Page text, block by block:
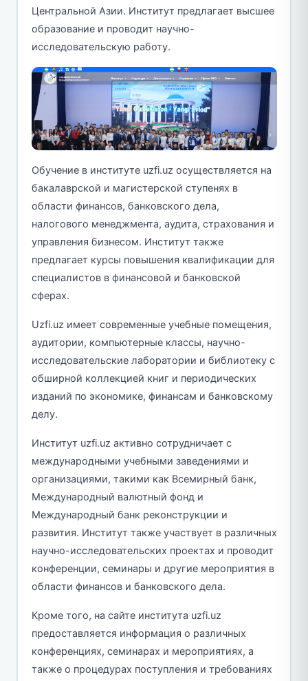
Центральной Азии. Институт предлагает высшее
образование и проводит научно-
исследовательскую работу.
Обучение в институте uzfi.uz осуществляется на
бакалаврской и магистерской ступенях в
области финансов, банковского дела,
налогового менеджмента, аудита, страхования и
управления бизнесом. Институт также
предлагает курсы повышения квалификации для
специалистов в финансовой и банковской
сферах.
Uzfi.uz имеет современные учебные помещения,
аудитории, компьютерные классы, научно-
исследовательские лаборатории и библиотеку с
обширной коллекцией книг и периодических
изданий по экономике, финансам и банковскому
делу.
Институт uzfi.uz активно сотрудничает с
международными учебными заведениями и
организациями, такими как Всемирный банк,
Международный валютный фонд и
Международный банк реконструкции и
развития. Институт также участвует в различных
научно-исследовательских проектах и проводит
конференции, семинары и другие мероприятия в
области финансов и банковского дела.
Кроме того, на сайте института uzfi.uz
предоставляется информация о различных
конференциях, семинарах и мероприятиях, а
также о процедурах поступления и требованиях